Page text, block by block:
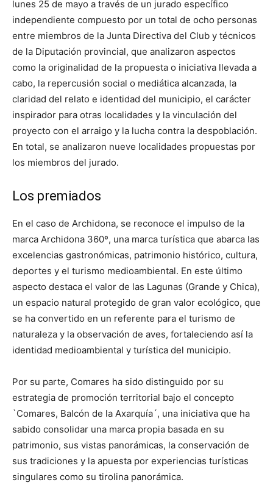
lunes 25 de mayo a través de un jurado específico
independiente compuesto por un total de ocho personas
entre miembros de la Junta Directiva del Club y técnicos
de la Diputación provincial, que analizaron aspectos
como la originalidad de la propuesta o iniciativa llevada a
cabo, la repercusión social o mediática alcanzada, la
claridad del relato e identidad del municipio, el carácter
inspirador para otras localidades y la vinculación del
proyecto con el arraigo y la lucha contra la despoblación.
En total, se analizaron nueve localidades propuestas por
los miembros del jurado.
Los premiados
En el caso de Archidona, se reconoce el impulso de la
marca Archidona 360º, una marca turística que abarca las
excelencias gastronómicas, patrimonio histórico, cultura,
deportes y el turismo medioambiental. En este último
aspecto destaca el valor de las Lagunas (Grande y Chica),
un espacio natural protegido de gran valor ecológico, que
se ha convertido en un referente para el turismo de
naturaleza y la observación de aves, fortaleciendo así la
identidad medioambiental y turística del municipio.
Por su parte, Comares ha sido distinguido por su
estrategia de promoción territorial bajo el concepto
`Comares, Balcón de la Axarquía´, una iniciativa que ha
sabido consolidar una marca propia basada en su
patrimonio, sus vistas panorámicas, la conservación de
sus tradiciones y la apuesta por experiencias turísticas
singulares como su tirolina panorámica.